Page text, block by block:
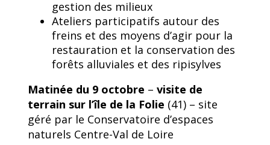
gestion des milieux
Ateliers participatifs autour des
freins et des moyens d’agir pour la
restauration et la conservation des
forêts alluviales et des ripisylves
Matinée du 9 octobre –visite de
terrain sur l’île de la Folie (41) – site
géré par le Conservatoire d’espaces
naturels Centre-Val de Loire